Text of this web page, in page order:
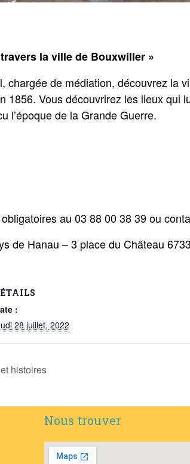
la ville de Bouxwiller »
chargée de médiation, découvrez la
1856. Vous découvrirez les lieux qui
l’époque de la Grande Guerre.
au 03 88 00 38 39 ou
de Hanau – 3 place du Château
:
28 juillet, 2022
histoires
Nous trouver